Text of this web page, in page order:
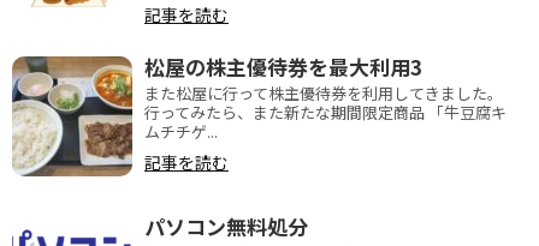
記事を読む
松屋の株主優待券を最大利用3
また松屋に行って株主優待券を利用してきました。
行ってみたら、また新たな期間限定商品 「牛豆腐キ
ムチチゲ...
記事を読む
パソコン無料処分